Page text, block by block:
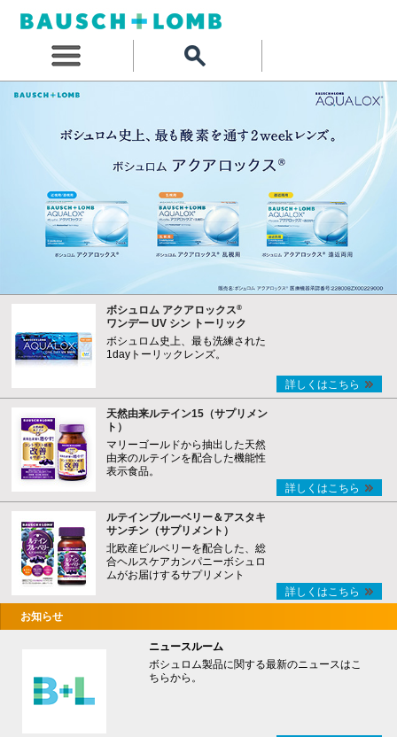
ボシュロム アクアロックス®
ワンデー UV シン トーリック
ボシュロム史上、最も洗練された
1dayトーリックレンズ。
詳しくはこちら
天然由来ルテイン15（サプリメン
ト）
マリーゴールドから抽出した天然
由来のルテインを配合した機能性
表示食品。
詳しくはこちら
ルテインブルーベリー＆アスタキ
サンチン（サプリメント）
北欧産ビルベリーを配合した、総
合ヘルスケアカンパニーボシュロ
ムがお届けするサプリメント
詳しくはこちら
お知らせ
ニュースルーム
ボシュロム製品に関する最新のニュースはこ
ちらから。